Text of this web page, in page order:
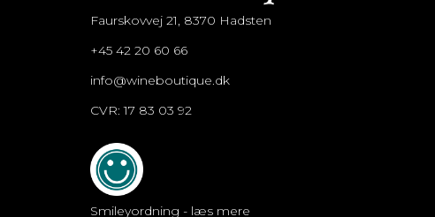
Faurskovvej 21, 8370 Hadsten
+45 42 20 60 66
info@wineboutique.dk
CVR: 17 83 03 92
Smileyordning - læs mere